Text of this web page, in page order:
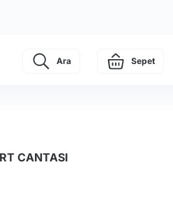
Ara Sepet
CANTASI